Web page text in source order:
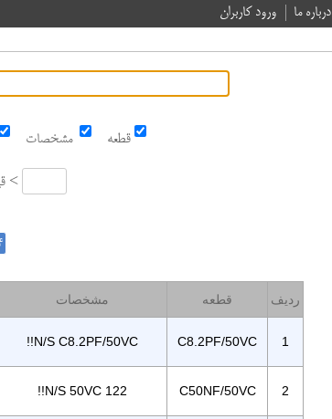
درباره ما ورود کاربران
مشخصات قطعه
قیمت <
مشخصات قطعه ردیف
!!N/S C8.2PF/50VC C8.2PF/50VC 1
!!N/S 50VC 122 C50NF/50VC 2